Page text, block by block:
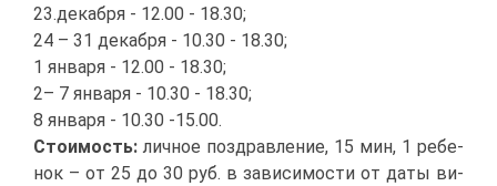
23.де­каб­ря - 12.00 - 18.30;
24 – 31 де­каб­ря - 10.30 - 18.30;
1 ян­ва­ря - 12.00 - 18.30;
2– 7 ян­ва­ря - 10.30 - 18.30;
8 ян­ва­ря - 10.30 -15.00.
Сто­и­мость: лич­ное по­здрав­ле­ние, 15 мин, 1 ре­бе­
нок – от 25 до 30 руб. в за­ви­си­мо­сти от да­ты ви­